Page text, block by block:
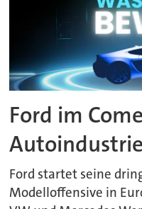
Ford im
Ford startet seine
Modelloffensive in